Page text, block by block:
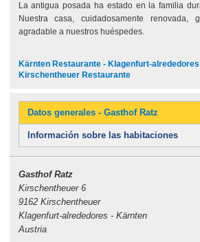
La antigua posada ha estado en la familia
Nuestra casa, cuidadosamente renovada,
agradable a nuestros huéspedes.
Kärnten Restaurante - Klagenfurt-
Kirschentheuer Restaurante
Datos generales - Gasthof Ratz
Información sobre las habitaciones
Gasthof Ratz
Kirschentheuer 6
9162 Kirschentheuer
Klagenfurt-alrededores - Kärnten
Austria